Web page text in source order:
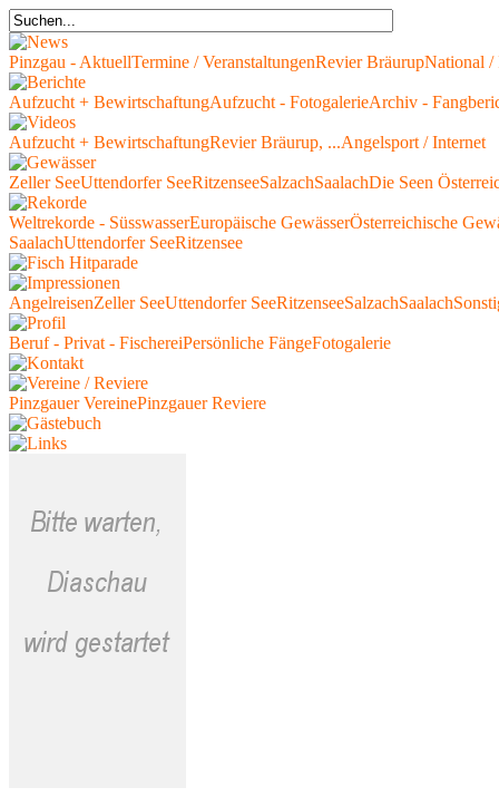
Pinzgau - AktuellTermine / VeranstaltungenRevier BräurupNational /
Aufzucht + BewirtschaftungAufzucht - FotogalerieArchiv -
Aufzucht + BewirtschaftungRevier Bräurup, ...Angelsport / Internet
Zeller SeeUttendorfer SeeRitzenseeSalzachSaalachDie Seen
Weltrekorde - SüsswasserEuropäische GewässerÖsterreichische
SaalachUttendorfer SeeRitzensee
AngelreisenZeller SeeUttendorfer SeeRitzenseeSalzachSaalach
Beruf - Privat - FischereiPersönliche FängeFotogalerie
Pinzgauer VereinePinzgauer Reviere